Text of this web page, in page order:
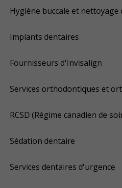
Hygiène buccale et nettoyage
Implants dentaires
Fournisseurs d'Invisalign
Services orthodontiques et
RCSD (Régime canadien de
Sédation dentaire
Services dentaires d'urgence